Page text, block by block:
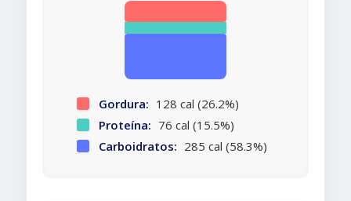
Gordura: 128 cal (26.2%)
Proteína: 76 cal (15.5%)
Carboidratos: 285 cal (58.3%)